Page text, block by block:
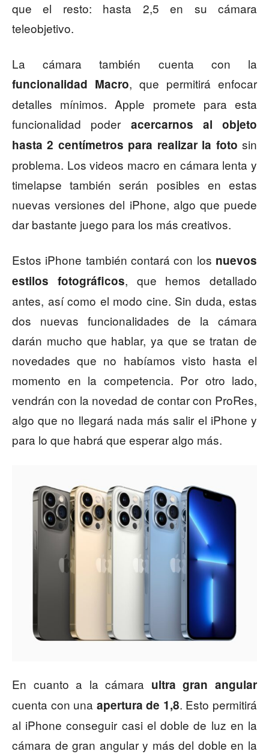
que el resto: hasta 2,5 en su cámara
teleobjetivo.
La cámara también cuenta con la
funcionalidad Macro, que permitirá enfocar
detalles mínimos. Apple promete para esta
funcionalidad poder acercarnos al objeto
hasta 2 centímetros para realizar la foto sin
problema. Los videos macro en cámara lenta y
timelapse también serán posibles en estas
nuevas versiones del iPhone, algo que puede
dar bastante juego para los más creativos.
Estos iPhone también contará con los nuevos
estilos fotográficos, que hemos detallado
antes, así como el modo cine. Sin duda, estas
dos nuevas funcionalidades de la cámara
darán mucho que hablar, ya que se tratan de
novedades que no habíamos visto hasta el
momento en la competencia. Por otro lado,
vendrán con la novedad de contar con ProRes,
algo que no llegará nada más salir el iPhone y
para lo que habrá que esperar algo más.
En cuanto a la cámara ultra gran angular
cuenta con una apertura de 1,8. Esto permitirá
al iPhone conseguir casi el doble de luz en la
cámara de gran angular y más del doble en la